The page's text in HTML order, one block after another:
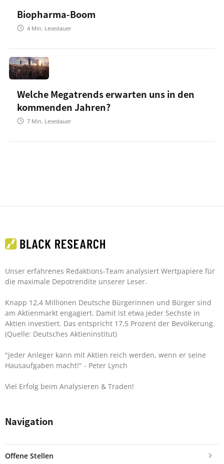
Biopharma-Boom
4 Min. Lesedauer
Welche Megatrends erwarten uns in den
kommenden Jahren?
7 Min. Lesedauer
Unser erfahrenes Redaktions-Team analysiert Wertpapiere für
die maximale Depotrendite unserer Leser.
Knapp 12,4 Millionen Deutsche Bürgerinnen und Bürger sind
am Aktienmarkt engagiert. Damit ist etwa jeder Sechste in
Aktien investiert. Das entspricht 17,5 Prozent der Bevölkerung.
(Quelle: Deutsches Aktieninstitut)
"Jeder Anleger kann mit Aktien reich werden, wenn er seine
Hausaufgaben macht!" - Peter Lynch
Viel Erfolg beim Analysieren & Traden!
Navigation
Offene Stellen